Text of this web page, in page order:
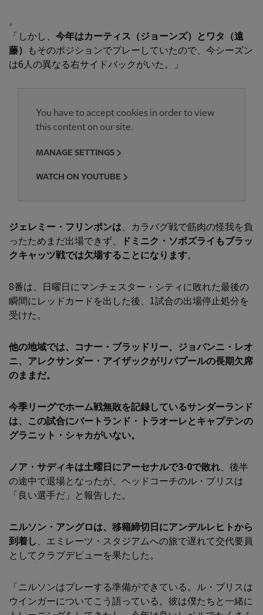
。
「しかし、 今年はカーティス（ジョーンズ） とワタ（遠
藤） もそのポジションでプレーしていたので、今シーズン
は6人の異なる右サイドバックがいた。」
You have to accept cookies in order to view
this content on our site.
MANAGE SETTINGS
WATCH ON YOUTUBE
ジェレミー・フリンポンは、カラバグ戦で筋肉の怪我を負
ったためまだ出場できず、
ドミニク・ソボズライもブラッ
クキャッツ戦では欠場することになります。
8番は、日曜日にマンチェスター・シティに敗れた最後の
瞬間にレッドカードを出した後、1試合の出場停止処分を
受けた。
他の地域では、 コナー・ブラッドリー、 ジョバンニ・レオ
ニ、アレクサンダー・アイザックがリバプールの長期欠席
のままだ。
今季リーグでホーム戦無敗を記録しているサンダーランド
は、この試合にバートランド・トラオーレとキャプテンの
グラニット・シャカがいない。
ノア・サディキは土曜日にアーセナルで3-0で敗れ、後半
の途中で退場となったが、ヘッドコーチのル・ブリスは
「良い選手だ」と報告した。
ニルソン・アングロは、移籍締切日にアンデルレヒトから
到着し、エミレーツ・スタジアムへの旅で遅れて交代要員
としてクラブデビューを果たした。
「ニルソンはプレーする準備ができている。ル・ブリスは
ウインガーについてこう語っている。彼は僕たちと一緒に